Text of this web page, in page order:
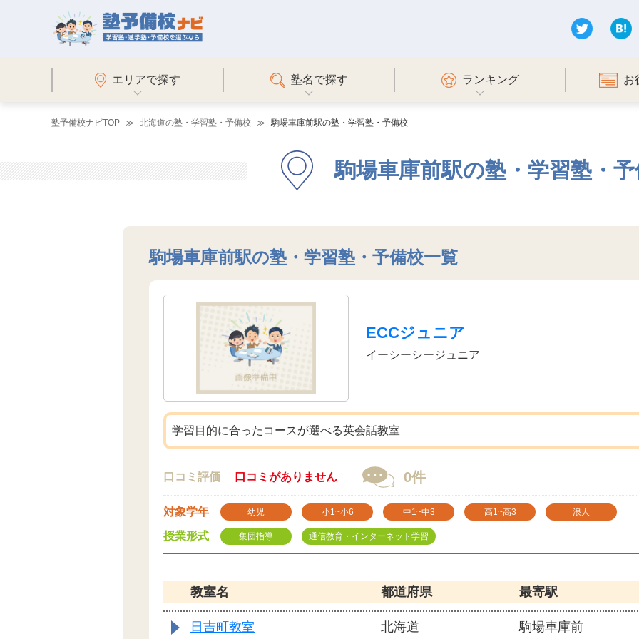
エリアで探す 塾名で探す ランキング お
塾予備校ナビTOP 北海道の塾・学習塾・予備校 駒場車庫前駅の塾・学習塾・予備校
駒場車庫前駅の塾・学習塾・
駒場車庫前駅の塾・学習塾・予備校一覧
ECCジュニア
イーシーシージュニア
学習目的に合ったコースが選べる英会話教室
口コミ評価 口コミがありません 0件
対象学年 幼児 小1~小6 中1~中3 高1~高3 浪人
授業形式 集団指導 通信教育・インターネット学習
教室名 都道府県 最寄駅
日吉町教室 北海道 駒場車庫前